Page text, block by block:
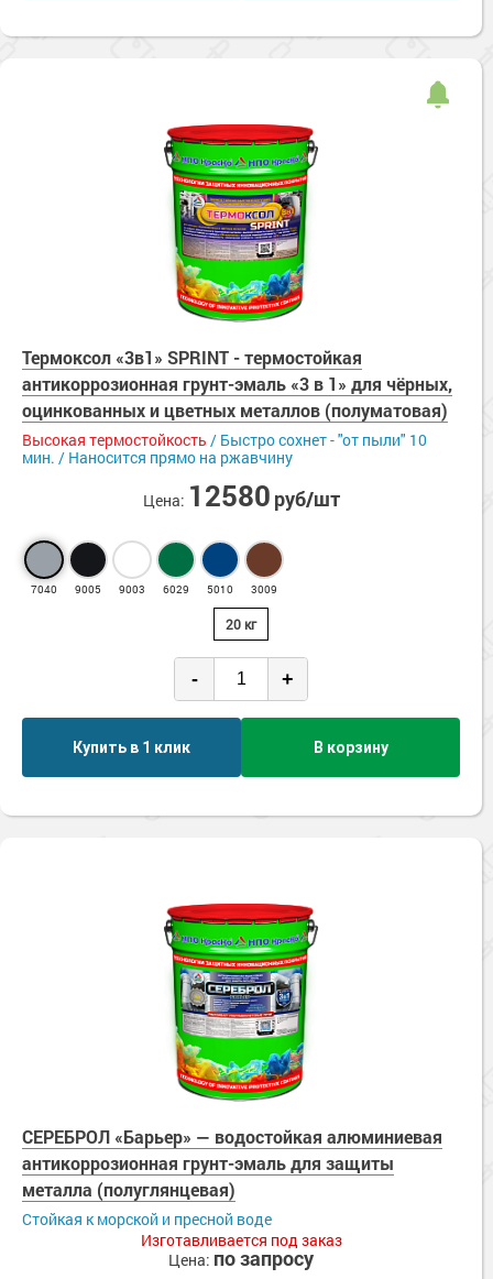
Термоксол «3в1» SPRINT - термостойкая
антикоррозионная грунт-эмаль «3 в 1» для чёрных,
оцинкованных и цветных металлов (полуматовая)
Высокая термостойкость / Быстро сохнет - "от пыли" 10
мин. / Наносится прямо на ржавчину
Цена: 12580 руб/шт
7040 9005 9003 6029 5010 3009
20 кг
- +
Купить в 1 клик В корзину
СЕРЕБРОЛ «Барьер» — водостойкая алюминиевая
антикоррозионная грунт-эмаль для защиты
металла (полуглянцевая)
Стойкая к морской и пресной воде
Изготавливается под заказ
Цена: по запросу